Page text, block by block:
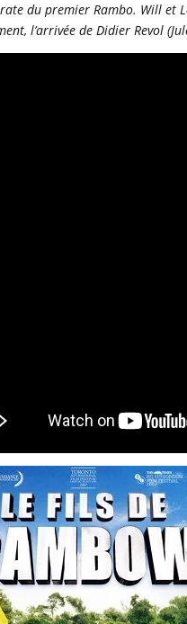
du premier Rambo. Will et
l’arrivée de Didier Revol